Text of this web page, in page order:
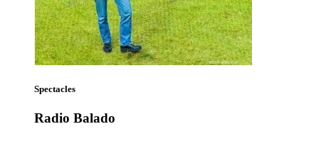
Spectacles
Radio Balado